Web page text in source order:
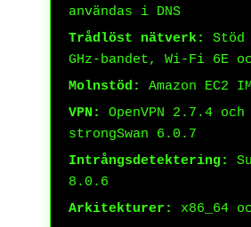
användas i DNS
Trådlöst nätverk:
GHz-bandet, Wi-Fi 6E
Molnstöd:
Amazon EC2
VPN:
OpenVPN 2.7.4 och
strongSwan 6.0.7
Intrångsdetektering:
8.0.6
Arkitekturer:
x86_64